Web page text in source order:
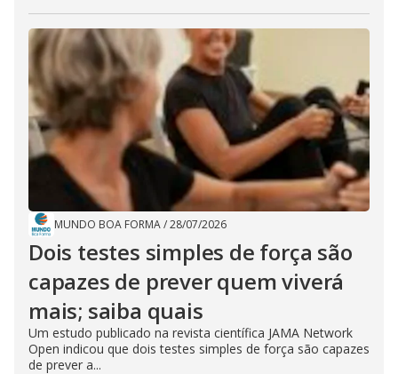
MUNDO BOA FORMA/28/07/2026
Dois testes simples de força são
capazes de prever quem viverá
mais; saiba quais
Um estudo publicado na revista científica JAMA Network
Open indicou que dois testes simples de força são capazes
de prever a...